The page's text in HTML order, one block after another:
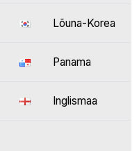
Lõuna-Korea
Panama
Inglismaa